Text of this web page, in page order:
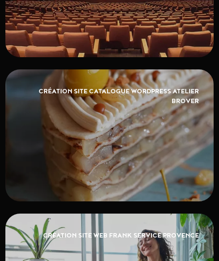
CRÉATION SITE CATALOGUE WORDPRESS ATELIER
BROVER
CRÉATION SITE WEB FRANK SERVICE PROVENCE